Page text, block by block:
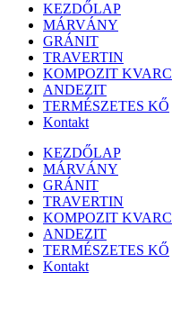
KEZDŐLAP
MÁRVÁNY
GRÁNIT
TRAVERTIN
KOMPOZIT KVARC
ANDEZIT
TERMÉSZETES KŐ
Kontakt
KEZDŐLAP
MÁRVÁNY
GRÁNIT
TRAVERTIN
KOMPOZIT KVARC
ANDEZIT
TERMÉSZETES KŐ
Kontakt